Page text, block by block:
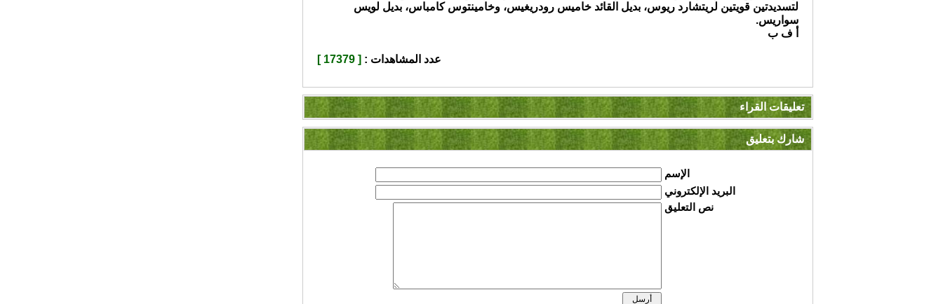
لتسديدتين قويتين لريتشارد ريوس، بديل القائد خاميس رودريغيس، وخامينتوس كامباس، بديل لويس
سواريس.
أ ف ب
عدد المشاهدات : [ 17379 ]
تعليقات القراء
شارك بتعليق
الإسم
البريد الإلكتروني
نص التعليق